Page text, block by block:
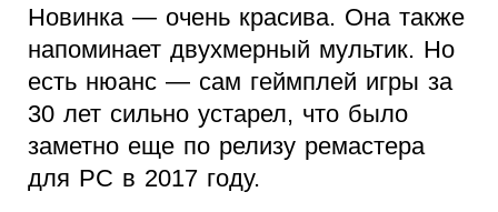
Новинка — очень красива. Она также
напоминает двухмерный мультик. Но
есть нюанс — сам геймплей игры за
30 лет сильно устарел, что было
заметно еще по релизу ремастера
для PC в 2017 году.